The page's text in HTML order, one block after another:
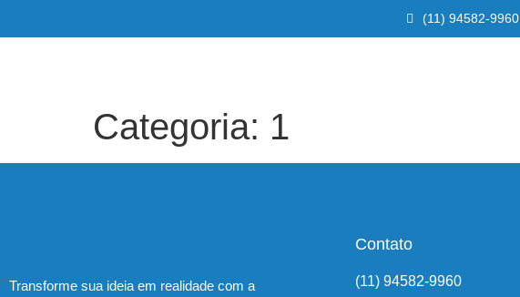
(11) 94582-9960
Categoria: 1
Transforme sua ideia em realidade com a
Contato
(11) 94582-9960